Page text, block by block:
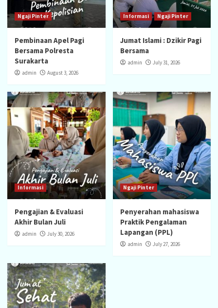
Ngaji Pinter
Pembinaan Apel Pagi
Bersama Polresta
Surakarta
admin August 3, 2026
Informasi Ngaji Pinter
Jumat Islami : Dzikir Pagi
Bersama
admin July 31, 2026
Informasi
Pengajian & Evaluasi
Akhir Bulan Juli
admin July 30, 2026
Ngaji Pinter
Penyerahan mahasiswa
Praktik Pengalaman
Lapangan (PPL)
admin July 27, 2026